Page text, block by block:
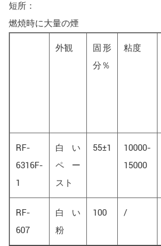
短所：
燃焼時に大量の煙
外観
固形
分％
粘度
RF-
6316F-
1
白い
ペー
スト
55±1
10000-
15000
RF-
607
白い
粉
100 /